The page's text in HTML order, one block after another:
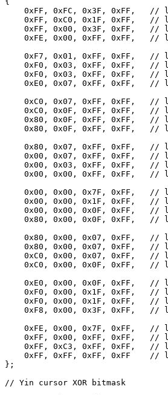
0xFF, 0xFC, 0x3F, 0xFF,   //
0xFF, 0xC0, 0x1F, 0xFF,   //
0xFF, 0x00, 0x3F, 0xFF,   //
0xFE, 0x00, 0xFF, 0xFF,   //
0xF7, 0x01, 0xFF, 0xFF,   //
0xF0, 0x03, 0xFF, 0xFF,   //
0xF0, 0x03, 0xFF, 0xFF,   //
0xE0, 0x07, 0xFF, 0xFF,   //
0xC0, 0x07, 0xFF, 0xFF,   //
0xC0, 0x0F, 0xFF, 0xFF,   //
0x80, 0x0F, 0xFF, 0xFF,   //
0x80, 0x0F, 0xFF, 0xFF,   //
0x80, 0x07, 0xFF, 0xFF,   //
0x00, 0x07, 0xFF, 0xFF,   //
0x00, 0x03, 0xFF, 0xFF,   //
0x00, 0x00, 0xFF, 0xFF,   //
0x00, 0x00, 0x7F, 0xFF,   //
0x00, 0x00, 0x1F, 0xFF,   //
0x00, 0x00, 0x0F, 0xFF,   //
0x80, 0x00, 0x0F, 0xFF,   //
0x80, 0x00, 0x07, 0xFF,   //
0x80, 0x00, 0x07, 0xFF,   //
0xC0, 0x00, 0x07, 0xFF,   //
0xC0, 0x00, 0x0F, 0xFF,   //
0xE0, 0x00, 0x0F, 0xFF,   //
0xF0, 0x00, 0x1F, 0xFF,   //
0xF0, 0x00, 0x1F, 0xFF,   //
0xF8, 0x00, 0x3F, 0xFF,   //
0xFE, 0x00, 0x7F, 0xFF,   //
0xFF, 0x00, 0xFF, 0xFF,   //
0xFF, 0xC3, 0xFF, 0xFF,   //
0xFF, 0xFF, 0xFF, 0xFF    //
};
// Yin cursor XOR bitmask